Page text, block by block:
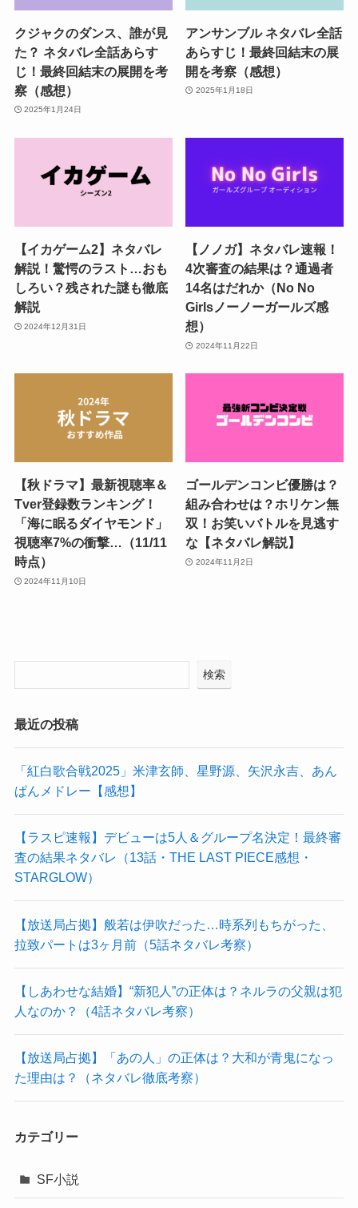
クジャクのダンス、誰が見
た？ ネタバレ全話あらす
じ！最終回結末の展開を考
察（感想）
2025年1月24日
アンサンブル ネタバレ全話
あらすじ！最終回結末の展
開を考察（感想）
2025年1月18日
【イカゲーム2】ネタバレ
解説！驚愕のラスト…おも
しろい？残された謎も徹底
解説
2024年12月31日
【ノノガ】ネタバレ速報！
4次審査の結果は？通過者
14名はだれか（No No
Girlsノーノーガールズ感
想）
2024年11月22日
【秋ドラマ】最新視聴率＆
Tver登録数ランキング！
「海に眠るダイヤモンド」
視聴率7%の衝撃…（11/11
時点）
2024年11月10日
ゴールデンコンビ優勝は？
組み合わせは？ホリケン無
双！お笑いバトルを見逃す
な【ネタバレ解説】
2024年11月2日
検索
最近の投稿
「紅白歌合戦2025」米津玄師、星野源、矢沢永吉、あん
ぱんメドレー【感想】
【ラスピ速報】デビューは5人＆グループ名決定！最終審
査の結果ネタバレ（13話・THE LAST PIECE感想・
STARGLOW）
【放送局占拠】般若は伊吹だった…時系列もちがった、
拉致パートは3ヶ月前（5話ネタバレ考察）
【しあわせな結婚】“新犯人”の正体は？ネルラの父親は犯
人なのか？（4話ネタバレ考察）
【放送局占拠】「あの人」の正体は？大和が青鬼になっ
た理由は？（ネタバレ徹底考察）
カテゴリー
SF小説